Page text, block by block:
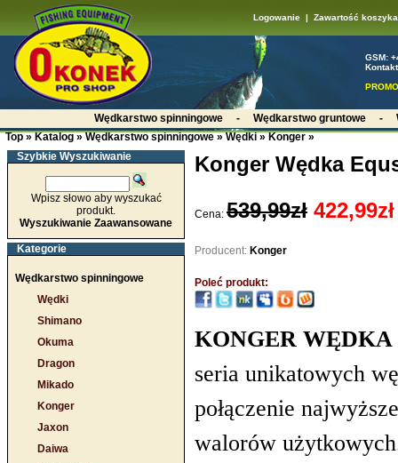
Logowanie| Zawartość koszyka
GSM:
Wędkarstwo spinningowe - Wędkarstwo gruntowe -
Top » Katalog » Wędkarstwo spinningowe » Wędki » Konger »
Szybkie Wyszukiwanie
Wpisz słowo aby wyszukać
produkt.
Wyszukiwanie Zaawansowane
Kategorie
Wędkarstwo spinningowe
Wędki
Shimano
Okuma
Dragon
Mikado
Konger
Jaxon
Daiwa
Konger Wędka
Cena: 539,99zł 422,99zł
Producent: Konger
Poleć produkt:
KONGER
seria unikatowych
połączenie
walorów